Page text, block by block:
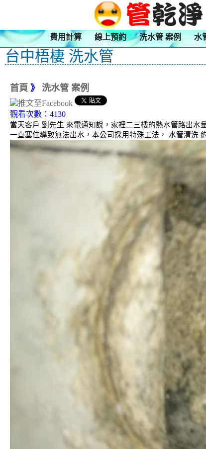
費用計算 線上預約 洗水管 案例 水
台中梧棲 洗水管
首頁 》 洗水管 案例
觀看次數：4130
當天客戶 劉先生 來電通知說，家裡二三樓的熱水管路出
一直塞住導致無法出水，本公司採用特殊工法， 水管清洗